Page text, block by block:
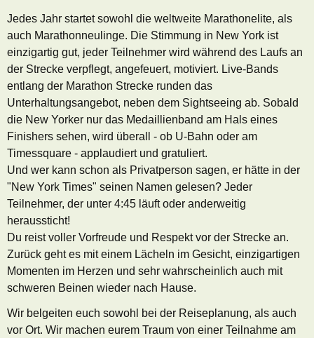
Jedes Jahr startet sowohl die weltweite Marathonelite, als
auch Marathonneulinge. Die Stimmung in New York ist
einzigartig gut, jeder Teilnehmer wird während des Laufs an
der Strecke verpflegt, angefeuert, motiviert. Live-Bands
entlang der Marathon Strecke runden das
Unterhaltungsangebot, neben dem Sightseeing ab. Sobald
die New Yorker nur das Medaillienband am Hals eines
Finishers sehen, wird überall - ob U-Bahn oder am
Timessquare - applaudiert und gratuliert.
Und wer kann schon als Privatperson sagen, er hätte in der
"New York Times" seinen Namen gelesen? Jeder
Teilnehmer, der unter 4:45 läuft oder anderweitig
heraussticht!
Du reist voller Vorfreude und Respekt vor der Strecke an.
Zurück geht es mit einem Lächeln im Gesicht, einzigartigen
Momenten im Herzen und sehr wahrscheinlich auch mit
schweren Beinen wieder nach Hause.
Wir belgeiten euch sowohl bei der Reiseplanung, als auch
vor Ort. Wir machen eurem Traum von einer Teilnahme am